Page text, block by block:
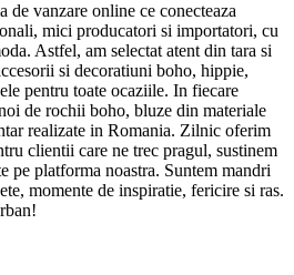
de vanzare online ce conecteaza
mici producatori si importatori, cu
Astfel, am selectat atent din tara si
si decoratiuni boho, hippie,
pentru toate ocaziile. In fiecare
de rochii boho, bluze din materiale
realizate in Romania. Zilnic oferim
clientii care ne trec pragul, sustinem
pe platforma noastra. Suntem mandri
momente de inspiratie, fericire si ras.